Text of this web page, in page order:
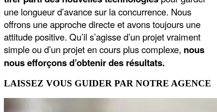
une longueur d’avance sur la concurrence. Nous
offrons une approche directe et avons toujours une
attitude positive. Qu’il s’agisse d’un projet vraiment
simple ou d’un projet en cours plus complexe, nous
nous efforçons d’obtenir des résultats.
LAISSEZ VOUS GUIDER PAR NOTRE AGENCE